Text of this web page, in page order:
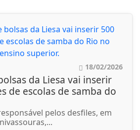
18/02/2026
da Liesa vai inserir
de escolas de samba do
pelos desfiles, em